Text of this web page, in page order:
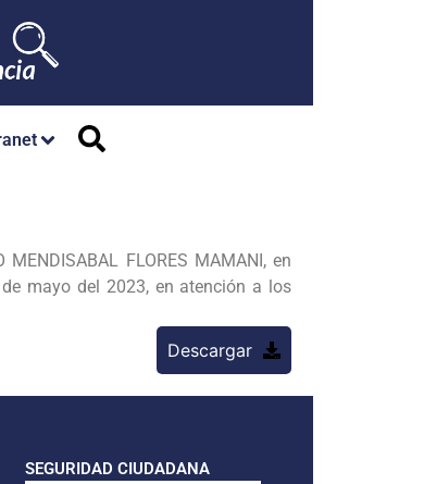
FLORES MAMANI, en
mayo del 2023, en atención a los
Descargar
SEGURIDAD CIUDADANA